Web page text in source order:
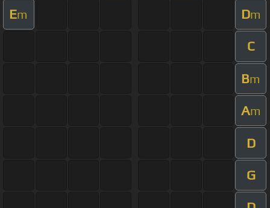
Em Dm
C
Bm
Am
D
G